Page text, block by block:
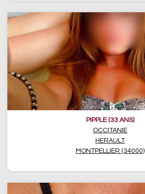
PIPPLE (33 ANS)
OCCITANIE
HERAULT
MONTPELLIER (34000)